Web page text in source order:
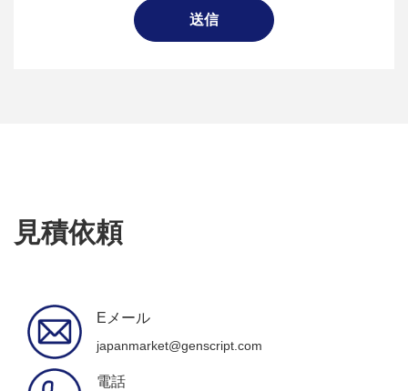
送信
見積依頼
Eメール
japanmarket@genscript.com
電話